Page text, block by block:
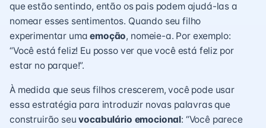
que estão sentindo, então os pais podem ajudá-las a
nomear esses sentimentos. Quando seu filho
experimentar umaemoção, nomeie-a. Por exemplo:
“Você está feliz! Eu posso ver que você está feliz por
estar no parque!”.
À medida que seus filhos crescerem, você pode usar
essa estratégia para introduzir novas palavras que
construirão seuvocabulário emocional: “Você parece